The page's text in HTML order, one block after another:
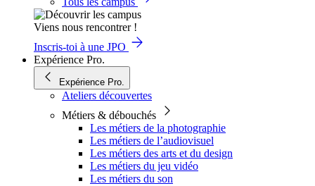
Viens nous rencontrer !
Inscris-toi à une JPO
Expérience Pro.
Expérience Pro.
Ateliers découvertes
Métiers & débouchés
Les métiers de la photographie
Les métiers de l’audiovisuel
Les métiers des arts et du design
Les métiers du jeu vidéo
Les métiers du son